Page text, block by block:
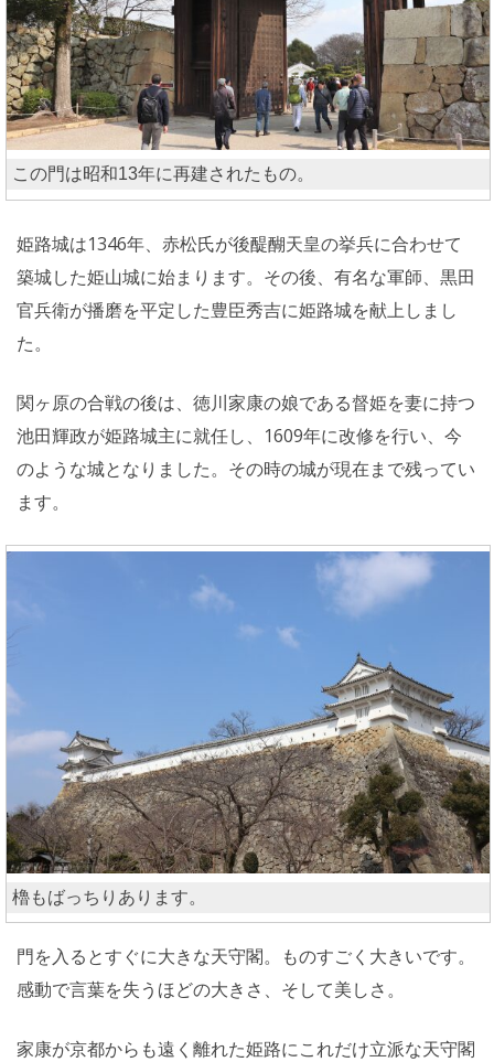
この門は昭和13年に再建されたもの。
姫路城は1346年、赤松氏が後醍醐天皇の挙兵に合わせて
築城した姫山城に始まります。その後、有名な軍師、黒田
官兵衛が播磨を平定した豊臣秀吉に姫路城を献上しまし
た。
関ヶ原の合戦の後は、徳川家康の娘である督姫を妻に持つ
池田輝政が姫路城主に就任し、1609年に改修を行い、今
のような城となりました。その時の城が現在まで残ってい
ます。
櫓もばっちりあります。
門を入るとすぐに大きな天守閣。ものすごく大きいです。
感動で言葉を失うほどの大きさ、そして美しさ。
家康が京都からも遠く離れた姫路にこれだけ立派な天守閣